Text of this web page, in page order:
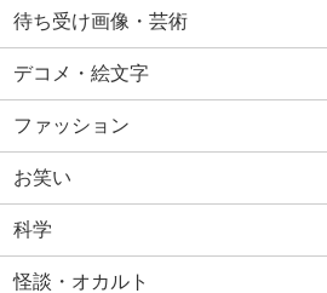
待ち受け画像・芸術
デコメ・絵文字
ファッション
お笑い
科学
怪談・オカルト